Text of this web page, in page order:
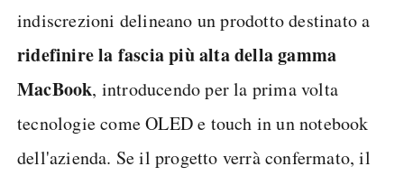
indiscrezioni delineano un prodotto destinato a
ridefinire la fascia più alta della gamma
MacBook, introducendo per la prima volta
tecnologie come OLED e touch in un notebook
dell'azienda. Se il progetto verrà confermato, il